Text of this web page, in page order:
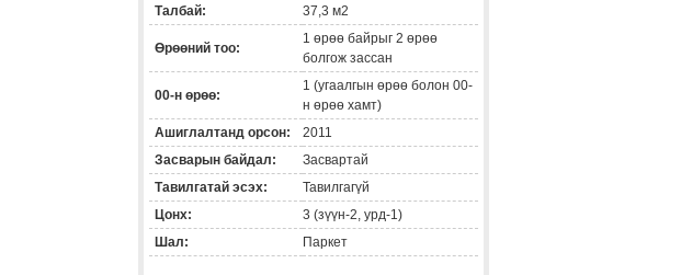
Талбай:
37,3 м2
Өрөөний тоо:
1 өрөө байрыг 2 өрөө
болгож зассан
00-н өрөө:
1 (угаалгын өрөө болон 00-
н өрөө хамт)
Ашиглалтанд орсон:
2011
Засварын байдал:
Засвартай
Тавилгатай эсэх:
Тавилгагүй
Цонх:
3 (зүүн-2, урд-1)
Шал:
Паркет